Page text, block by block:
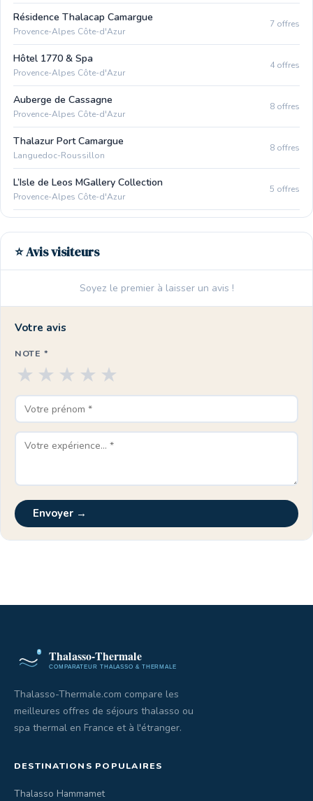
Résidence Thalacap Camargue
Provence-Alpes Côte-d'Azur
7 offres
Hôtel 1770 & Spa
Provence-Alpes Côte-d'Azur
4 offres
Auberge de Cassagne
Provence-Alpes Côte-d'Azur
8 offres
Thalazur Port Camargue
Languedoc-Roussillon
8 offres
L’Isle de Leos MGallery Collection
Provence-Alpes Côte-d'Azur
5 offres
⭐ Avis visiteurs
Soyez le premier à laisser un avis !
Votre avis
NOTE *
★
★
★
★
★
Envoyer →
Thalasso-Thermale.com compare les
meilleures offres de séjours thalasso ou
spa thermal en France et à l'étranger.
DESTINATIONS POPULAIRES
Thalasso Hammamet